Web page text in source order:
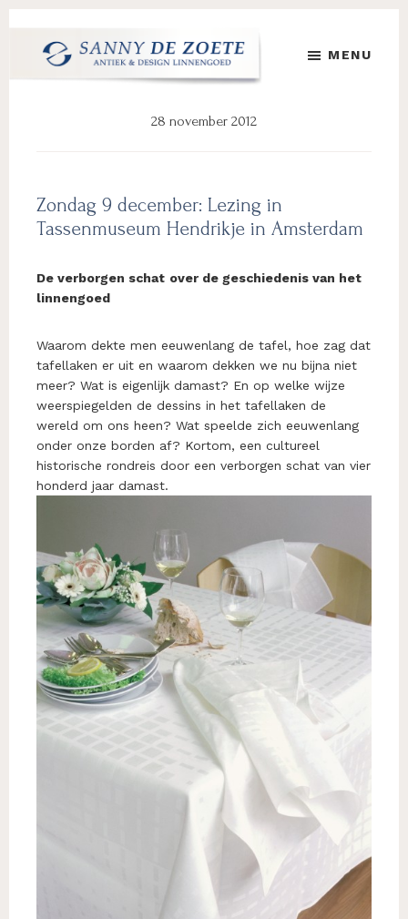
hoofd
eerste
voettekst
Design
Damast
MENU
Zondag 9 december: Lezing in
Tassenmuseum Hendrikje in Amsterdam
28 november 2012
De verborgen schat over de geschiedenis van het
linnengoed
Waarom dekte men eeuwenlang de tafel, hoe zag dat
tafellaken er uit en waarom dekken we nu bijna niet
meer? Wat is eigenlijk damast? En op welke wijze
weerspiegelden de dessins in het tafellaken de
wereld om ons heen? Wat speelde zich eeuwenlang
onder onze borden af? Kortom, een cultureel
historische rondreis door een verborgen schat van vier
honderd jaar damast.